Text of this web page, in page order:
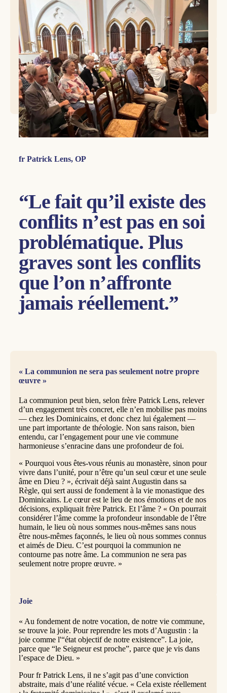
Journée d'étude à Huissen (NL), samedi 30 mai 2026 © Yvon Westhuis
Le titre de la journée d’étude, à laquelle ont participé plus
de soixante frères, moniales, sœurs et laïcs dominicains
néerlandais, était :« Que tous soient un. Liberté dans la
communion ».
fr Patrick Lens, OP
“Le fait qu’il existe des
conflits n’est pas en soi
problématique. Plus
graves sont les conflits
que l’on n’affronte
jamais réellement.”
« La communion ne sera pas seulement notre propre
œuvre »
La communion peut bien, selon frère Patrick Lens, relever
d’un engagement très concret, elle n’en mobilise pas moins
— chez les Dominicains, et donc chez lui également —
une part importante de théologie. Non sans raison, bien
entendu, car l’engagement pour une vie commune
harmonieuse s’enracine dans une profondeur de foi.
« Pourquoi vous êtes-vous réunis au monastère, sinon pour
vivre dans l’unité, pour n’être qu’un seul cœur et une seule
âme en Dieu ? », écrivait déjà saint Augustin dans sa
Règle, qui sert aussi de fondement à la vie monastique des
Dominicains. Le cœur est le lieu de nos émotions et de nos
décisions, expliquait frère Patrick. Et l’âme ? « On pourrait
considérer l’âme comme la profondeur insondable de l’être
humain, le lieu où nous sommes nous-mêmes sans nous
être nous-mêmes façonnés, le lieu où nous sommes connus
et aimés de Dieu. C’est pourquoi la communion ne
contourne pas notre âme. La communion ne sera pas
seulement notre propre œuvre. »
Joie
« Au fondement de notre vocation, de notre vie commune,
se trouve la joie. Pour reprendre les mots d’Augustin : la
joie comme l'“état objectif de notre existence”. La joie,
parce que “le Seigneur est proche”, parce que je vis dans
l’espace de Dieu. »
Pour fr Patrick Lens, il ne s’agit pas d’une conviction
abstraite, mais d’une réalité vécue. « Cela existe réellement